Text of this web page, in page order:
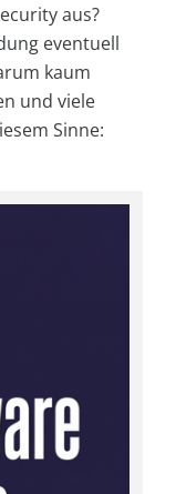
aus?
eventuell
kaum
und viele
Sinne: